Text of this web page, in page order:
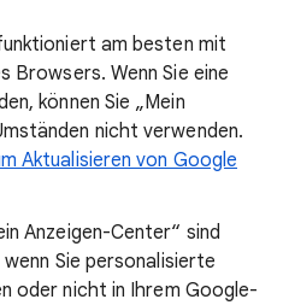
am besten mit
Browsers. Wenn Sie eine
können Sie „Mein
nicht verwenden.
Aktualisieren von Google
Anzeigen-Center“ sind
Sie personalisierte
oder nicht in Ihrem Google-